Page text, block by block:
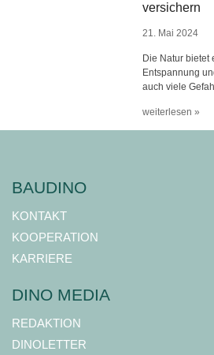
versichern
21. Mai 2024
Die Natur bietet
Entspannung
auch viele
weiterlesen »
BAUDINO
KONTAKT
KOOPERATION
KARRIERE
DINO MEDIA
REDAKTION
DINOLETTER